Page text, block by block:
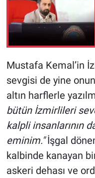
Mustafa Kemal’in
sevgisi de yine
altın harflerle
bütün İzmirlileri
kalpli insanlarının
eminim."İşgal
kalbinde kanayan
askeri dehası ve